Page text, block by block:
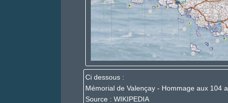
Ci dessous :
Mémorial de Valençay - Hommage aux 104
Source : WIKIPEDIA